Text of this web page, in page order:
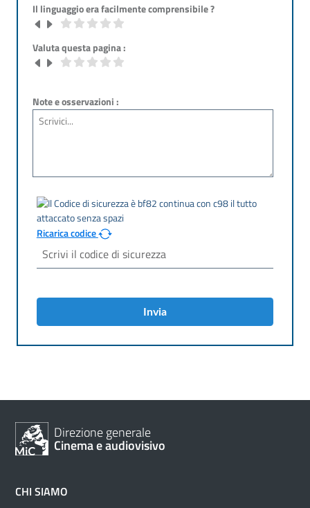
Il linguaggio era facilmente comprensibile ?
Valuta questa pagina :
Note e osservazioni :
Ricarica codice
Invia
Direzione generale
Cinema e audiovisivo
CHI SIAMO